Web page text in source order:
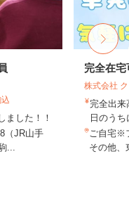
した！！
（JR山手
...
完全在
株式会社
完全出
日のう
ご自宅※
その他、